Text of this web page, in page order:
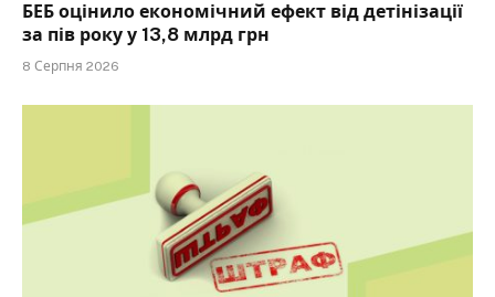
БЕБ оцінило економічний ефект від детінізації
за пів року у 13,8 млрд грн
8 Серпня 2026